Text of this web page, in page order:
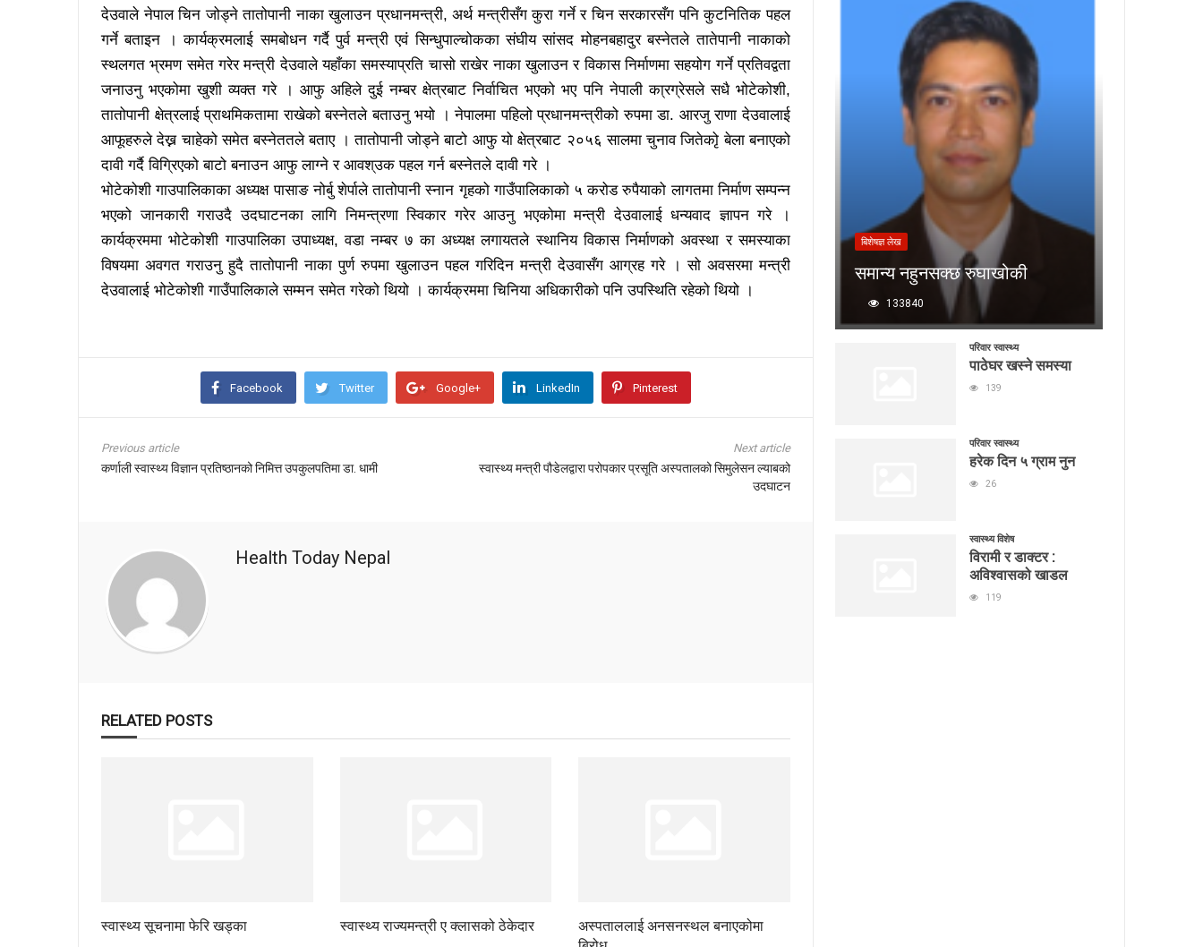
देउवाले नेपाल चिन जोड्ने तातोपानी नाका खुलाउन प्रधानमन्त्री, अर्थ मन्त्रीसँग कुरा गर्ने र चिन सरकारसँग पनि कुटनितिक पहल
गर्ने बताइन । कार्यक्रमलाई समबोधन गर्दै पुर्व मन्त्री एवं सिन्धुपाल्चोकका संघीय सांसद मोहनबहादुर बस्नेतले तातेपानी नाकाको
स्थलगत भ्रमण समेत गरेर मन्त्री देउवाले यहाँका समस्याप्रति चासो राखेर नाका खुलाउन र विकास निर्माणमा सहयोग गर्ने प्रतिवद्वता
जनाउनु भएकोमा खुशी व्यक्त गरे । आफु अहिले दुई नम्बर क्षेत्रबाट निर्वाचित भएको भए पनि नेपाली का्रग्रेसले सधै भोटेकोशी,
तातोपानी क्षेत्रलाई प्राथमिकतामा राखेको बस्नेतले बताउनु भयो । नेपालमा पहिलो प्रधानमन्त्रीको रुपमा डा. आरजु राणा देउवालाई
आफूहरुले देख्न चाहेको समेत बस्नेततले बताए । तातोपानी जोड्ने बाटो आफु यो क्षेत्रबाट २०५६ सालमा चुनाव जितेकोृ बेला बनाएको
दावी गर्दै विग्रिएको बाटो बनाउन आफु लाग्ने र आवश्उक पहल गर्न बस्नेतले दावी गरे ।
भोटेकोशी गाउपालिकाका अध्यक्ष पासाङ नोर्बु शेर्पाले तातोपानी स्नान गृहको गाउँपालिकाको ५ करोड रुपैयाको लागतमा निर्माण सम्पन्न
भएको जानकारी गराउदै उदघाटनका लागि निमन्त्रणा स्विकार गरेर आउनु भएकोमा मन्त्री देउवालाई धन्यवाद ज्ञापन गरे ।
कार्यक्रममा भोटेकोशी गाउपालिका उपाध्यक्ष, वडा नम्बर ७ का अध्यक्ष लगायतले स्थानिय विकास निर्माणको अवस्था र समस्याका
विषयमा अवगत गराउनु हुदै तातोपानी नाका पुर्ण रुपमा खुलाउन पहल गरिदिन मन्त्री देउवासँग आग्रह गरे । सो अवसरमा मन्त्री
देउवालाई भोटेकोशी गाउँपालिकाले सम्मन समेत गरेको थियो । कार्यक्रममा चिनिया अधिकारीको पनि उपस्थिति रहेको थियो ।
Facebook Twitter Google+ LinkedIn Pinterest
Previous article
कर्णाली स्वास्थ्य विज्ञान प्रतिष्ठानको निमित्त उपकुलपतिमा डा. धामी
Next article
स्वास्थ्य मन्त्री पौडेलद्वारा परोपकार प्रसूति अस्पतालको सिमुलेसन ल्याबको
उदघाटन
Health Today Nepal
RELATED POSTS
स्वास्थ्य सूचनामा फेरि खड्का स्वास्थ्य राज्यमन्त्री ए क्लासको ठेकेदार
अस्पताललाई अनसनस्थल बनाएकोमा
बिशेषज्ञ लेख
समान्य नहुनसक्छ रुघाखोकी
133840
परिवार स्वास्थ्य
पाठेघर खस्ने समस्या
139
परिवार स्वास्थ्य
हरेक दिन ५ ग्राम नुन
26
स्वास्थ्य विशेष
विरामी र डाक्टर :
अविश्वासको खाडल
119